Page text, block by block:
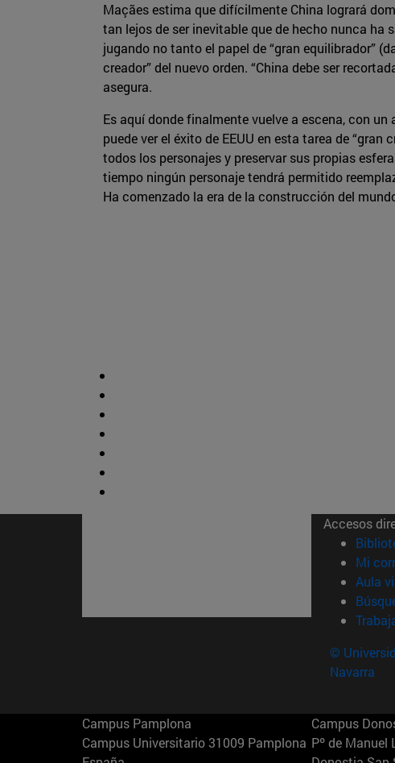
Maçães estima que difícilmente China logrará
tan lejos de ser inevitable que de hecho nunca ha
jugando no tanto el papel de “gran equilibrador”
creador” del nuevo orden. “China debe ser
asegura.
Es aquí donde finalmente vuelve a escena, con
puede ver el éxito de EEUU en esta tarea de
todos los personajes y preservar sus propias
tiempo ningún personaje tendrá permitido
Ha comenzado la era de la construcción del
Accesos
Mi
Aula
©
Navarra
Campus Pamplona
Campus Universitario 31009 Pamplona
Campus
Pº de Manuel